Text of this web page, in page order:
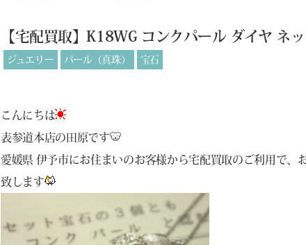
【宅配買取】K18WG コンクパール ダイヤ
ジュエリー パール（真珠） 宝石
こんにちは
表参道本店の田原です
愛媛県 伊予市にお住まいのお客様から宅配買取のご利用で、
致します